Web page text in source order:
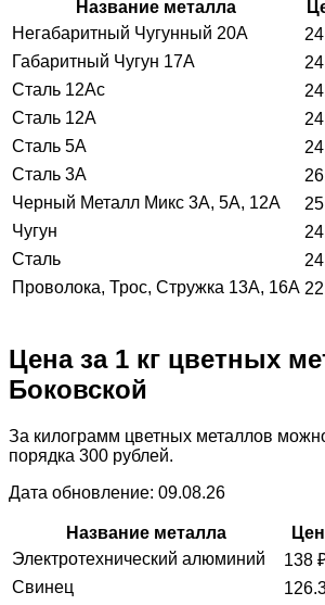
Название металла
Негабаритный Чугунный 20А
Габаритный Чугун 17А
Сталь 12Ас
Сталь 12А
Сталь 5А
Сталь 3А
Черный Металл Микс 3А, 5А, 12А
25
Чугун
Сталь
Проволока, Трос, Стружка 13А, 16А
Цена за 1 кг цветных
Боковской
За килограмм цветных металлов
порядка 300 рублей.
Дата обновление: 09.08.26
Название металла
Электротехнический алюминий
138
Свинец